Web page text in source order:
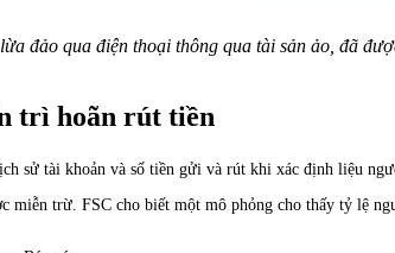
đảo qua điện thoại thông qua tài sản ảo, đã
trì hoãn rút tiền
sử tài khoản và số tiền gửi và rút khi xác định liệu
trừ. FSC cho biết một mô phỏng cho thấy tỷ lệ